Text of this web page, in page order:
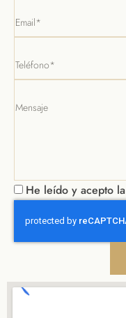
He leído y acepto la